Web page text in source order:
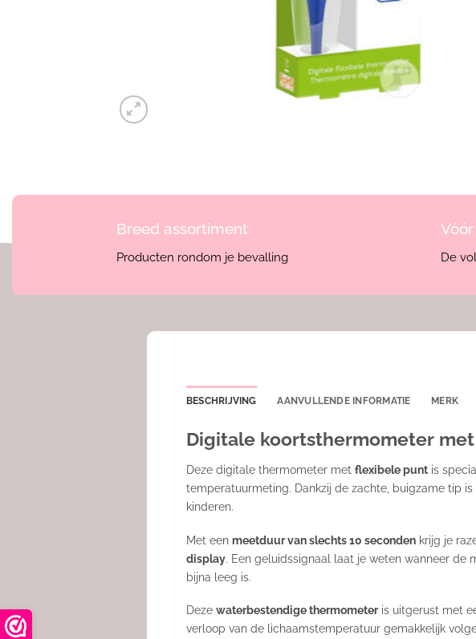
Breed assortiment
Producten rondom je bevalling De
BESCHRIJVING AANVULLENDE INFORMATIE MERK
Digitale koortsthermometer
Deze digitale thermometer met flexibele puntis
temperatuurmeting. Dankzij de zachte, buigzame tip
kinderen.
Met een meetduur van slechts 10 secondenkrijg je
display. Een geluidssignaal laat je weten wanneer de
bijna leeg is.
Deze waterbestendige thermometeris uitgerust met
verloop van de lichaamstemperatuur gemakkelijk